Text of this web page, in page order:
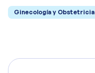
Ginecología y Obstetricia